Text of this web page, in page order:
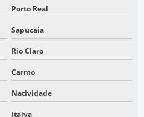
Porto Real
Sapucaia
Rio Claro
Carmo
Natividade
Italva